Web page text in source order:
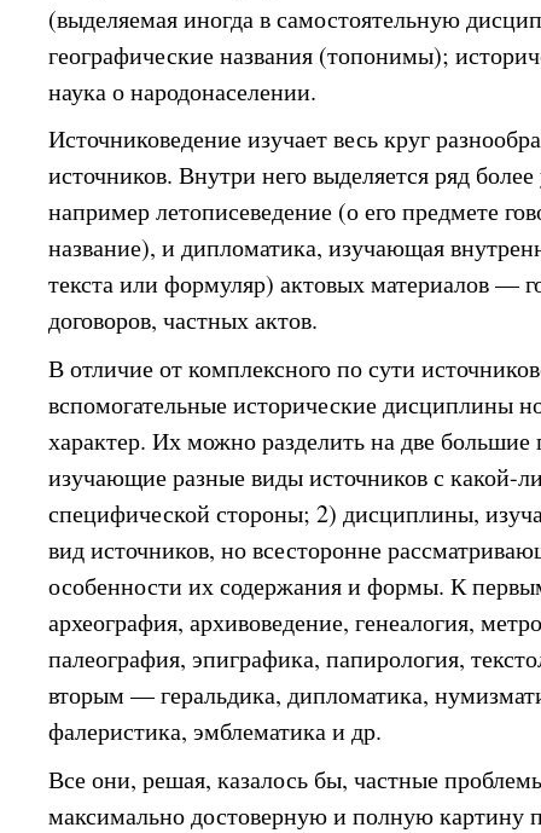
(выделяемая иногда в самостоятельную
географические названия (топонимы);
наука о народонаселении.
Источниковедение изучает весь круг
источников. Внутри него выделяется ряд
например летописеведение (о его предмете
название), и дипломатика, изучающая
текста или формуляр) актовых материалов —
договоров, частных актов.
В отличие от комплексного по сути
вспомогательные исторические дисциплины
характер. Их можно разделить на две
изучающие разные виды источников с какой-
специфической стороны; 2) дисциплины,
вид источников, но всесторонне
особенности их содержания и формы. К
археография, архивоведение, генеалогия,
палеография, эпиграфика, папирология,
вторым — геральдика, дипломатика,
фалеристика, эмблематика и др.
Все они, решая, казалось бы, частные
максимально достоверную и полную картину